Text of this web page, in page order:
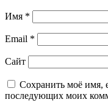
Имя *
Email *
Сайт
Сохранить моё имя,
последующих моих